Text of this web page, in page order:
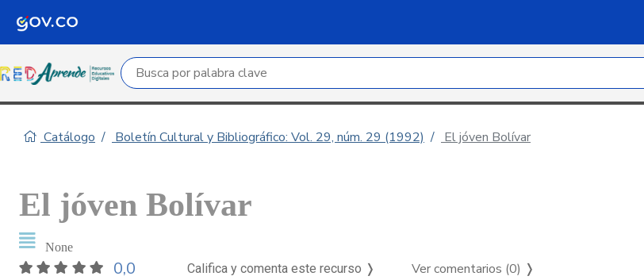
Campo de búsqueda por palabra clave
Catálogo Boletín Cultural y Bibliográfico: Vol. 29, núm. 29 (1992) El jóven Bolívar
El jóven Bolívar
None
0,0 Califica y comenta este recurso ❭ Ver comentarios (0) ❭